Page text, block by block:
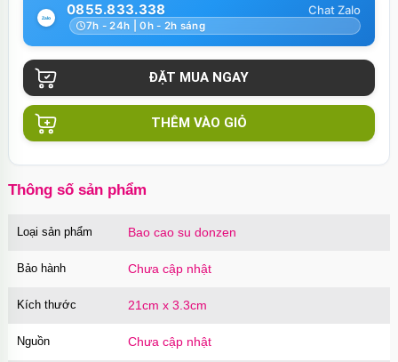
0855.833.338
7h - 24h | 0h - 2h sáng
THÊM VÀO GIỎ
Thông số sản phẩm
Loại sản phẩm Bao cao su donzen
Bảo hành Chưa cập nhật
Kích thước 21cm x 3.3cm
Nguồn Chưa cập nhật